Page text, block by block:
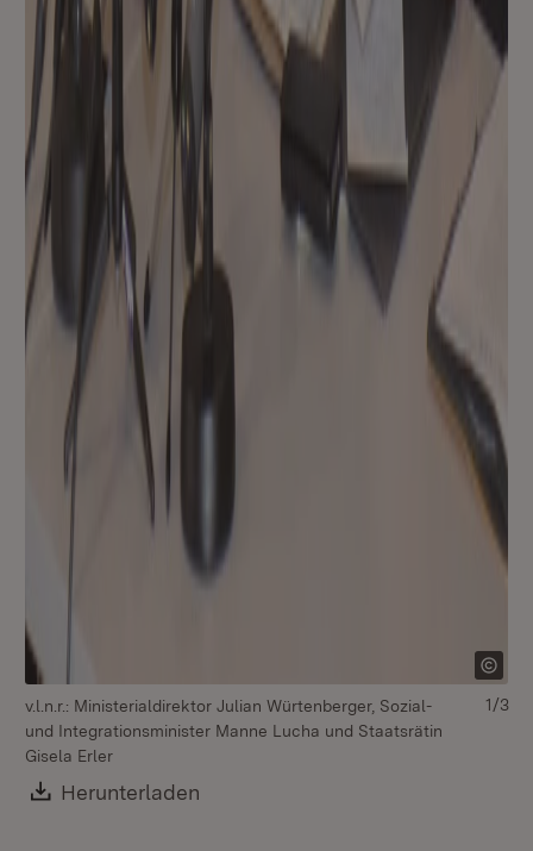
v.l.n.r.: Ministerialdirektor Julian Würtenberger, Sozial-
und Integrationsminister Manne Lucha und Staatsrätin
Gisela Erler
Download:
Herunterladen
1/3